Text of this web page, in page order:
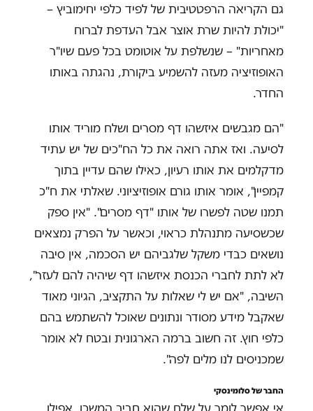
גם הקריאה הרפטטיבית של לפיד כלפי יחימוביץ –
"יכולת להיות שרת אוצר אבל העדפת לברוח
מאחריות" – שנשלפת על אוטומט בכל פעם שיו"ר
האופוזיציה מעזה להשמיע ביקורת, נהגתה באותו
החדר.
"הם מגבשים איזשהו דף מסרים ושלח מוריד אותו
לסיעה. ואז אתה רואה את כל הח"כים של יש עתיד
מדקלמים את אותו רעיון, כאילו שהם עדיין בתוך
קמפיין", אומר אותו גורם אופוזיציוני. שאלתי את ח"כ
תמנו שטה לפשרו של אותו "דף מסרים". "אין ספק
שכשסיעה מתנהלת כראוי, וכאשר על הפרק נמצאים
נושאים כבדי משקל שלגביהם יש הסכמה, אין סיבה
לא לתת לחברי הכנסת איזשהו דף שיהיה להם לעזר",
השיבה, "אם יש לי שאלות על התקציב, הגיוני מאוד
שאקבל מידע מסודר ונתונים שאוכל להשתמש בהם
כלפי חוץ. זה חשוב ברמה הארגונית ובטח לא אומר
שמכניסים לנו מלים לפה".
החבר של סלומינסקי